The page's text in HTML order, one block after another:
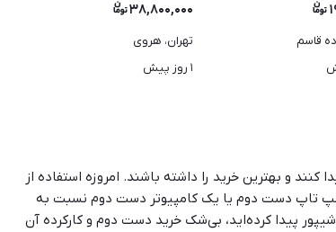
قاسم
۳۸,۸۰۰,۰۰۰
تهران، هروی
۱ روز پیش
و بهترین خرید را داشته باشند. امروزه استفاده از
تاپ دست دوم یا یک کامپیوتر دست دوم نسبت به
پیدا کرده‌اید، بی‌شک خرید دست دوم و کارکرده آن